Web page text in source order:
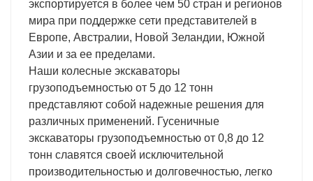
экспортируется в более чем 50 стран и регионов
мира при поддержке сети представителей в
Европе, Австралии, Новой Зеландии, Южной
Азии и за ее пределами.
Наши колесные экскаваторы
грузоподъемностью от 5 до 12 тонн
представляют собой надежные решения для
различных применений. Гусеничные
экскаваторы грузоподъемностью от 0,8 до 12
тонн славятся своей исключительной
производительностью и долговечностью, легко